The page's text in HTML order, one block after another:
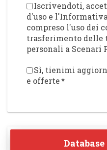
Iscrivendoti,
d'uso e
compreso l'uso dei
trasferimento delle
personali a Scenari
Sì, tienimi
e offerte*